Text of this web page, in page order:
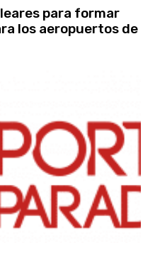
para formar
los aeropuertos de